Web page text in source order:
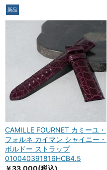
新品
CAMILLE FOURNET カミーユ・
フォルネ カイマン シャイニー・
ボルドー ストラップ
010040391816HCB4.5
￥33,000(税込)